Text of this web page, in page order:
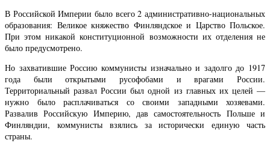
В Российской Империи было всего 2 административно-национальных
образования: Великое княжество Финляндское и Царство Польское.
При этом никакой конституционной возможности их отделения не
было предусмотрено.
Но захватившие Россию коммунисты изначально и задолго до 1917
года были открытыми русофобами и врагами России.
Территориальный развал России был одной из главных их целей —
нужно было расплачиваться со своими западными хозяевами.
Развалив Российскую Империю, дав самостоятельность Польше и
Финляндии, коммунисты взялись за исторически единую часть
страны.